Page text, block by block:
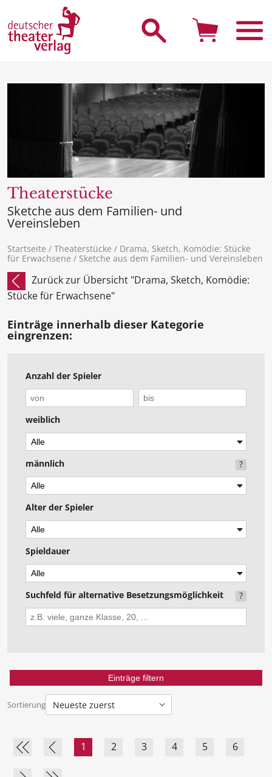
Theaterstücke
Sketche aus dem Familien- und
Vereinsleben
Startseite / Theaterstücke / Drama, Sketch, Komödie: Stücke
für Erwachsene / Sketche aus dem Familien- und Vereinsleben
Zurück zur Übersicht "Drama, Sketch, Komödie:
Stücke für Erwachsene"
Einträge innerhalb dieser Kategorie
eingrenzen:
Anzahl der Spieler
weiblich
?
männlich
Alter der Spieler
Spieldauer
?
Suchfeld für alternative Besetzungsmöglichkeit
Sortierung
1 2 3 4 5 6